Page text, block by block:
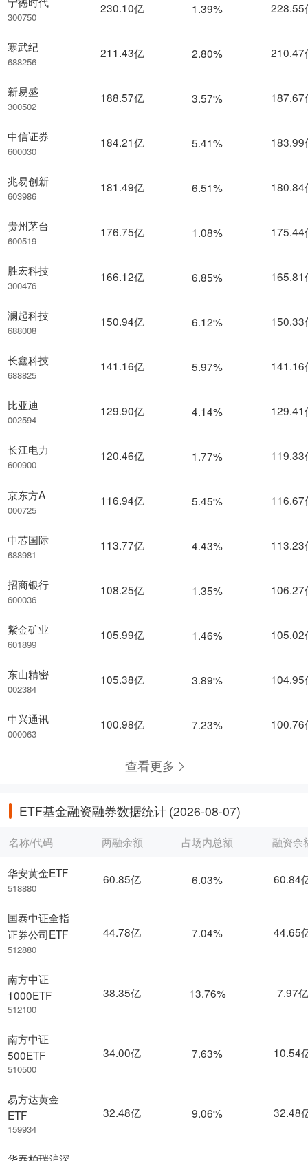
300750
寒武纪
688256
新易盛
300502
中信证券
600030
兆易创新
603986
贵州茅台
600519
胜宏科技
300476
澜起科技
688008
长鑫科技
688825
比亚迪
002594
长江电力
600900
京东方A
000725
中芯国际
688981
招商银行
600036
紫金矿业
601899
东山精密
002384
中兴通讯
000063
230.10亿 1.39% 228.55
211.43亿 2.80% 210.47
188.57亿 3.57% 187.67
184.21亿 5.41% 183.99
181.49亿 6.51% 180.84
176.75亿 1.08% 175.44
166.12亿 6.85% 165.81
150.94亿 6.12% 150.33
141.16亿 5.97% 141.16
129.90亿 4.14% 129.41
120.46亿 1.77% 119.33
116.94亿 5.45% 116.67
113.77亿 4.43% 113.23
108.25亿 1.35% 106.27
105.99亿 1.46% 105.02
105.38亿 3.89% 104.95
100.98亿 7.23% 100.76
查看更多
ETF基金融资融券数据统计 (2026-08-07)
名称/代码
华安黄金ETF
518880
国泰中证全指
证券公司ETF
512880
南方中证
1000ETF
512100
南方中证
500ETF
510500
易方达黄金
ETF
159934
两融余额 占场内总额 融资余
60.85亿 6.03% 60.84
44.78亿 7.04% 44.65
38.35亿 13.76% 7.97亿
34.00亿 7.63% 10.54
32.48亿 9.06% 32.48